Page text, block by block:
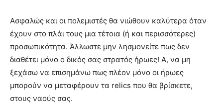
Ασφαλώς και οι πολεμιστές θα νιώθουν καλύτερα όταν
έχουν στο πλάι τους μια τέτοια (ή και περισσότερες)
προσωπικότητα. Άλλωστε μην λησμονείτε πως δεν
διαθέτει μόνο ο δικός σας στρατός ήρωες! Α, να μη
ξεχάσω να επισημάνω πως πλέον μόνο οι ήρωες
μπορούν να μεταφέρουν τα relics που θα βρίσκετε,
στους ναούς σας.